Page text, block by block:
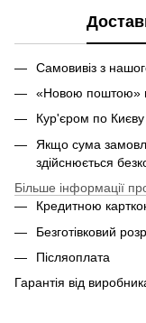
Самовивіз з
«Новою поштою»
Кур'єром по
Якщо сума
здійснюється
Більше інформації
Кредитною
Безготівковий
Післяоплата
Гарантія від